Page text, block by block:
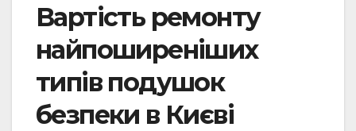
Вартість ремонту
найпоширеніших
типів подушок
безпеки в Києві